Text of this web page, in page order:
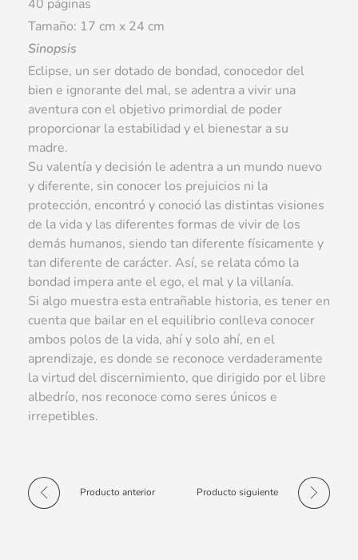
40 páginas
Tamaño: 17 cm x 24 cm
Sinopsis
Eclipse, un ser dotado de bondad, conocedor del
bien e ignorante del mal, se adentra a vivir una
aventura con el objetivo primordial de poder
proporcionar la estabilidad y el bienestar a su
madre.
Su valentía y decisión le adentra a un mundo nuevo
y diferente, sin conocer los prejuicios ni la
protección, encontró y conoció las distintas visiones
de la vida y las diferentes formas de vivir de los
demás humanos, siendo tan diferente físicamente y
tan diferente de carácter. Así, se relata cómo la
bondad impera ante el ego, el mal y la villanía.
Si algo muestra esta entrañable historia, es tener en
cuenta que bailar en el equilibrio conlleva conocer
ambos polos de la vida, ahí y solo ahí, en el
aprendizaje, es donde se reconoce verdaderamente
la virtud del discernimiento, que dirigido por el libre
albedrío, nos reconoce como seres únicos e
irrepetibles.
Producto anterior Producto siguiente